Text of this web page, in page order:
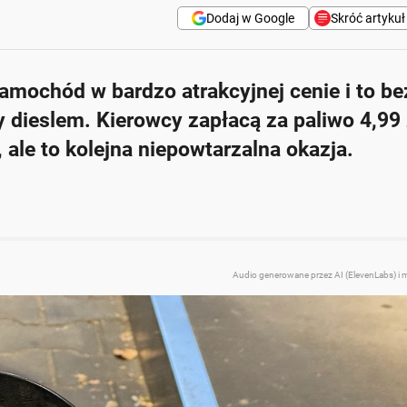
Skróć artykuł
Dodaj w Google
dla benzyny i oleju napędowego.
GO, gdzie można aktywować kod rabatowy.
w godzinach 16:00-18:00.
należy szukać ich w aplikacji.
w bardzo atrakcyjnej cenie i to
Kierowcy zapłacą za paliwo 4,99
ale to kolejna niepowtarzalna okazja.
Audio generowane przez AI (ElevenLabs) i